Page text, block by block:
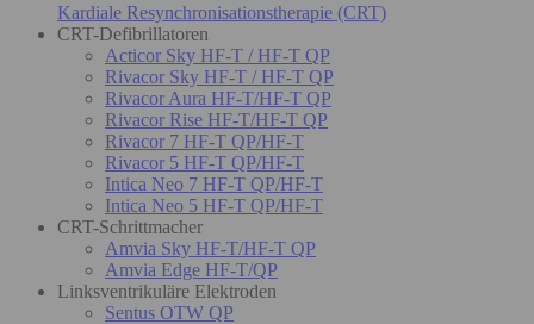
Kardiale Resynchronisationstherapie (CRT)
CRT-Defibrillatoren
Acticor Sky HF-T / HF-T QP
Rivacor Sky HF-T / HF-T QP
Rivacor Aura HF-T/HF-T QP
Rivacor Rise HF-T/HF-T QP
Rivacor 7 HF-T QP/HF-T
Rivacor 5 HF-T QP/HF-T
Intica Neo 7 HF-T QP/HF-T
Intica Neo 5 HF-T QP/HF-T
CRT-Schrittmacher
Amvia Sky HF-T/HF-T QP
Amvia Edge HF-T/QP
Linksventrikuläre Elektroden
Sentus OTW QP